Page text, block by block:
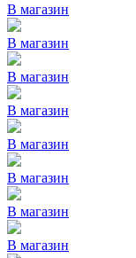
В магазин
В магазин
В магазин
В магазин
В магазин
В магазин
В магазин
В магазин